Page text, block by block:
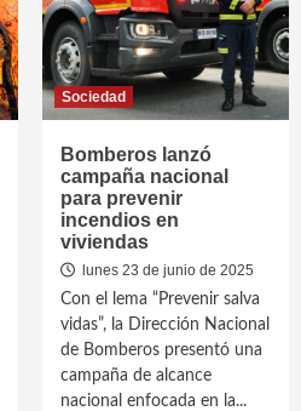
Sociedad
Bomberos lanzó
campaña nacional
para prevenir
incendios en
viviendas
lunes 23 de junio de 2025
Con el lema “Prevenir salva
vidas”, la Dirección Nacional
de Bomberos presentó una
campaña de alcance
nacional enfocada en la...